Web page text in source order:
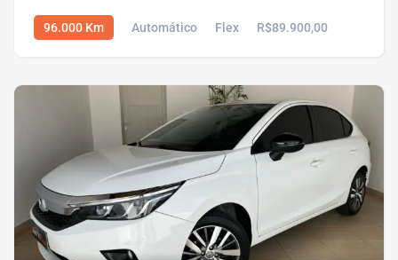
96.000 Km Automático Flex R$89.900,00